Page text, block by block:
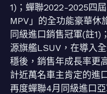
1)；蟬聯2022-2025四
MPV」的全功能豪華
同級進口銷售冠軍(註
源旗艦LSUV，在導入
穩後，銷售年成長率更
計近萬名車主肯定的進
再度蟬聯4月同級進口